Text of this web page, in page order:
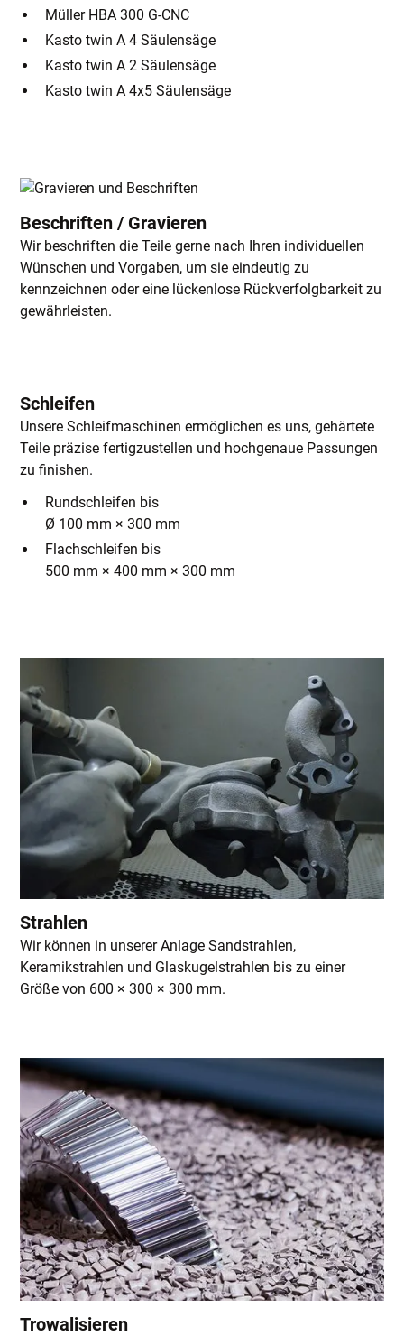
Müller HBA 300 G-CNC
Kasto twin A 4 Säulensäge
Kasto twin A 2 Säulensäge
Kasto twin A 4x5 Säulensäge
Beschriften / Gravieren
Wir beschriften die Teile gerne nach Ihren individuellen
Wünschen und Vorgaben, um sie eindeutig zu
kennzeichnen oder eine lückenlose Rückverfolgbarkeit zu
gewährleisten.
Schleifen
Unsere Schleifmaschinen ermöglichen es uns, gehärtete
Teile präzise fertigzustellen und hochgenaue Passungen
zu finishen.
Rundschleifen bis
Ø 100 mm × 300 mm
Flachschleifen bis
500 mm × 400 mm × 300 mm
Strahlen
Wir können in unserer Anlage Sandstrahlen,
Keramikstrahlen und Glaskugelstrahlen bis zu einer
Größe von 600 × 300 × 300 mm.
Trowalisieren